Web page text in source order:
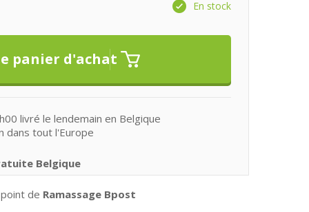
En stock
livré le lendemain en Belgique
dans tout l'Europe
Belgique
de Ramassage Bpost